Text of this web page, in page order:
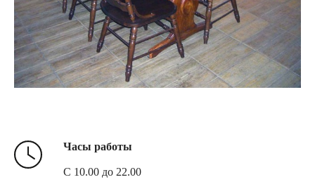
Часы работы
C 10.00 до 22.00